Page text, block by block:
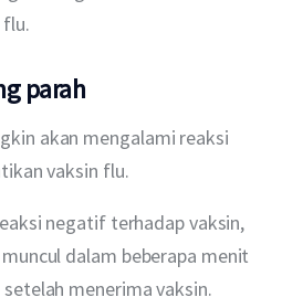
parah
akan mengalami reaksi
vaksin flu.
negatif terhadap vaksin,
dalam beberapa menit
menerima vaksin.